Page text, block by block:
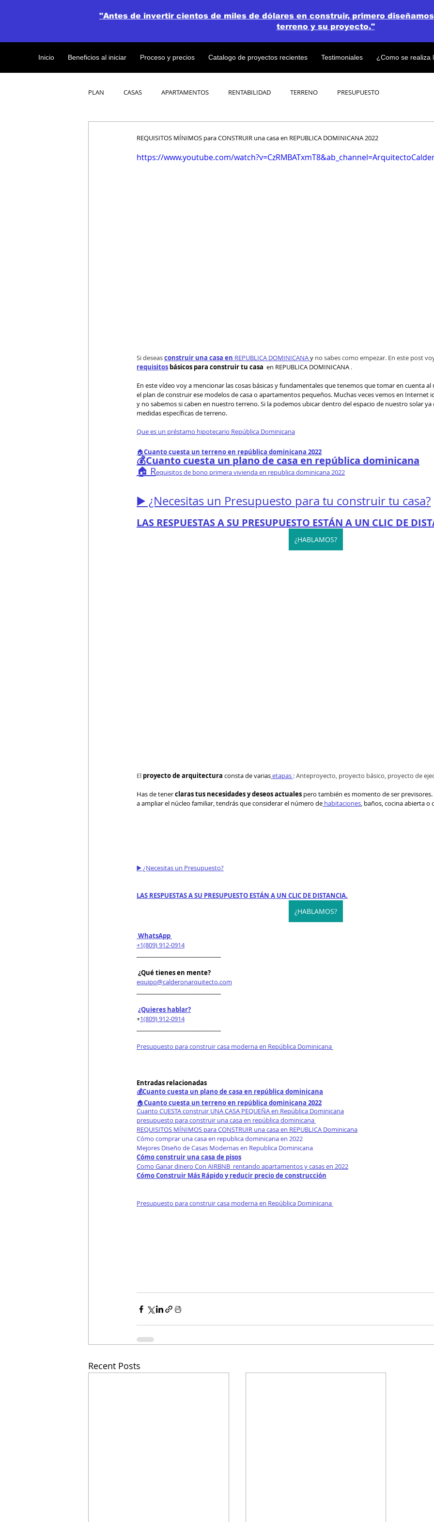
Inicio Beneficios al iniciar Proceso y precios Catalogo de proyectos recientes Testimoniales ¿Como se realiza
"Antes de invertir cientos de miles de dólares en construir, primero
terreno y su proyecto."
PLAN CASAS APARTAMENTOS RENTABILIDAD TERRENO PRESUPUESTO
REQUISITOS MÍNIMOS para CONSTRUIR una casa en REPUBLICA DOMINICANA 2022
https://www.youtube.com/
Si deseas construir una casa en REPUBLICA DOMINICANA y no sabes como empezar. En este post
requisitos básicos para construir tu casa en REPUBLICA DOMINICANA .
En este vídeo voy a mencionar las cosas básicas y fundamentales que tenemos que tomar en cuenta
el plan de construir ese modelos de casa o apartamentos pequeños. Muchas veces vemos en Internet
y no sabemos si caben en nuestro terreno. Si la podemos ubicar dentro del espacio de nuestro solar
medidas específicas de terreno.
Que es un préstamo hipotecario República Dominicana
🏠Cuanto cuesta un terreno en república dominicana 2022
💰Cuanto cuesta un plano de casa en república dominicana
🏠 Requisitos de bono primera vivienda en republica dominicana 2022
▶️ ¿Necesitas un Presupuesto para tu construir tu casa?
LAS RESPUESTAS A SU PRESUPUESTO ESTÁN A UN CLIC DE
¿HABLAMOS?
El proyecto de arquitectura consta de varias etapas : Anteproyecto, proyecto básico, proyecto de
Has de tener claras tus necesidades y deseos actuales pero también es momento de ser previsores.
a ampliar el núcleo familiar, tendrás que considerar el número de habitaciones , baños, cocina abierta o
▶️ ¿Necesitas un Presupuesto?
LAS RESPUESTAS A SU PRESUPUESTO ESTÁN A UN CLIC DE DISTANCIA.
¿HABLAMOS?
WhatsApp
+1(809) 912-0914
¿Qué tienes en mente?
equipo@calderonarquitecto.com
¿Quieres hablar?
+1(809) 912-0914
Presupuesto para construir casa moderna en República Dominicana
Entradas relacionadas
💰Cuanto cuesta un plano de casa en república dominicana
🏠Cuanto cuesta un terreno en república dominicana 2022
Cuanto CUESTA construir UNA CASA PEQUEÑA en República Dominicana
presupuesto para construir una casa en república dominicana
REQUISITOS MÍNIMOS para CONSTRUIR una casa en REPUBLICA Dominicana
Cómo comprar una casa en republica dominicana en 2022
Mejores Diseño de Casas Modernas en Republica Dominicana
Cómo construir una casa de pisos
Como Ganar dinero Con AIRBNB  rentando apartamentos y casas en 2022
Cómo Construir Más Rápido y reducir precio de construcción
Presupuesto para construir casa moderna en República Dominicana
Recent Posts